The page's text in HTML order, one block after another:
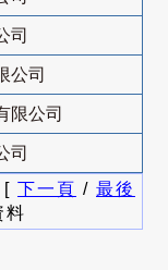
司
公司
限公司
司
[ 下一頁 / 最後
料